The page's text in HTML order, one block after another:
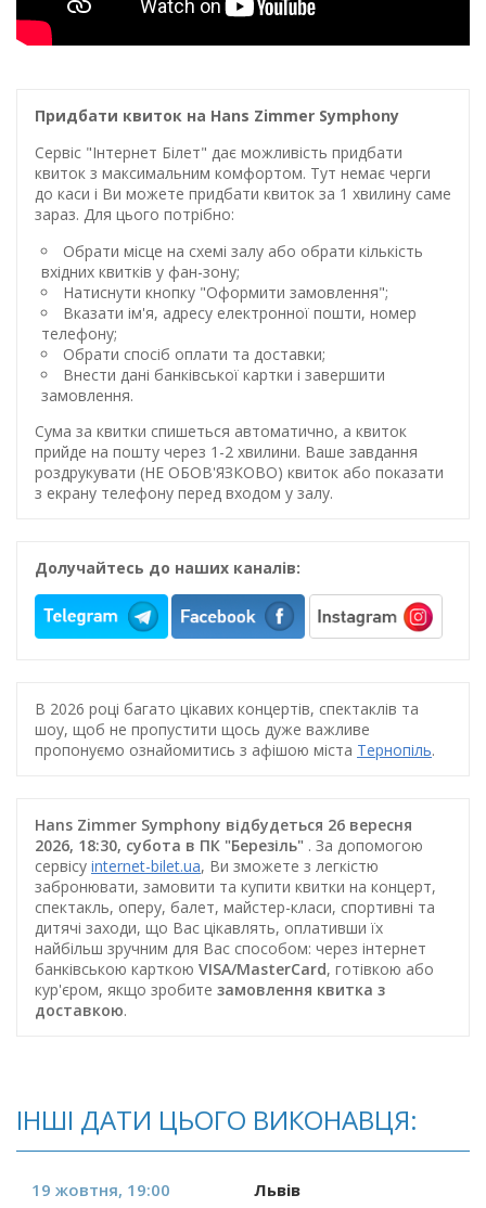
Придбати квиток на Hans Zimmer Symphony
Сервіс "Інтернет Білет" дає можливість придбати
квиток з максимальним комфортом. Тут немає черги
до каси і Ви можете придбати квиток за 1 хвилину саме
зараз. Для цього потрібно:
Обрати місце на схемі залу або обрати кількість
вхідних квитків у фан-зону;
Натиснути кнопку "Оформити замовлення";
Вказати ім'я, адресу електронної пошти, номер
телефону;
Обрати спосіб оплати та доставки;
Внести дані банківської картки і завершити
замовлення.
Сума за квитки спишеться автоматично, а квиток
прийде на пошту через 1-2 хвилини. Ваше завдання
роздрукувати (НЕ ОБОВ'ЯЗКОВО) квиток або показати
з екрану телефону перед входом у залу.
Долучайтесь до наших каналів:
В 2026 році багато цікавих концертів, спектаклів та
шоу, щоб не пропустити щось дуже важливе
пропонуємо ознайомитись з афішою міста Тернопіль.
Hans Zimmer Symphony відбудеться 26 вересня
2026, 18:30, субота в ПК "Березіль" . За допомогою
сервісу internet-bilet.ua, Ви зможете з легкістю
забронювати, замовити та купити квитки на концерт,
спектакль, оперу, балет, майстер-класи, спортивні та
дитячі заходи, що Вас цікавлять, оплативши їх
найбільш зручним для Вас способом: через інтернет
банківською карткою VISA/MasterCard, готівкою або
кур'єром, якщо зробите замовлення квитка з
доставкою.
ІНШІ ДАТИ ЦЬОГО ВИКОНАВЦЯ:
19 жовтня, 19:00
Львів